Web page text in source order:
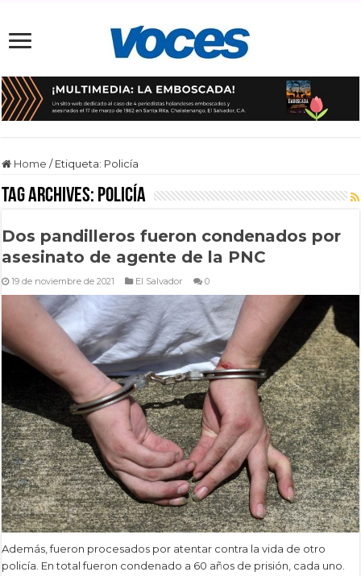
Home / Etiqueta: Policía
Tag Archives: Policía
Dos pandilleros fueron condenados por
asesinato de agente de la PNC
19 de noviembre de 2021 El Salvador 0
Además, fueron procesados por atentar contra la vida de otro
policía. En total fueron condenado a 60 años de prisión, cada uno.